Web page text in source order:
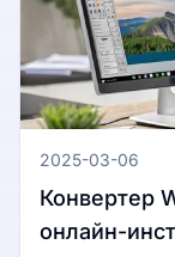
2025-03-06
Конвертер
онлайн-